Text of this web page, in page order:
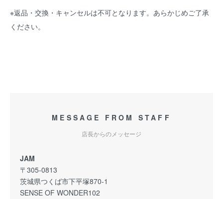
※返品・交換・キャンセルは不可となります。あらかじめご了承
ください。
MESSAGE FROM STAFF
店長からのメッセージ
JAM
〒305-0813
茨城県つくば市下平塚870-1
SENSE OF WONDER102